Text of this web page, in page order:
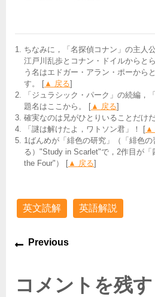
ちなみに，「名探偵コナン」の主人
江戸川乱歩とコナン・ドイルからと
う名はエドガー・アラン・ポーから
す。 [ ▲ 戻る]
「ジュラシック・パーク」の続編，
題名はここから。 [ ▲ 戻る]
確実なのは兄がひとりいることだけ
「謎は解けたよ，ワトソン君」！ [ ▲
1ばんめが「緋色の研究」（「緋色
る）"Study in Scarlet"で，2作目が
the Four"） [ ▲ 戻る]
英文読解 英語解説
Previous
コメントを残す